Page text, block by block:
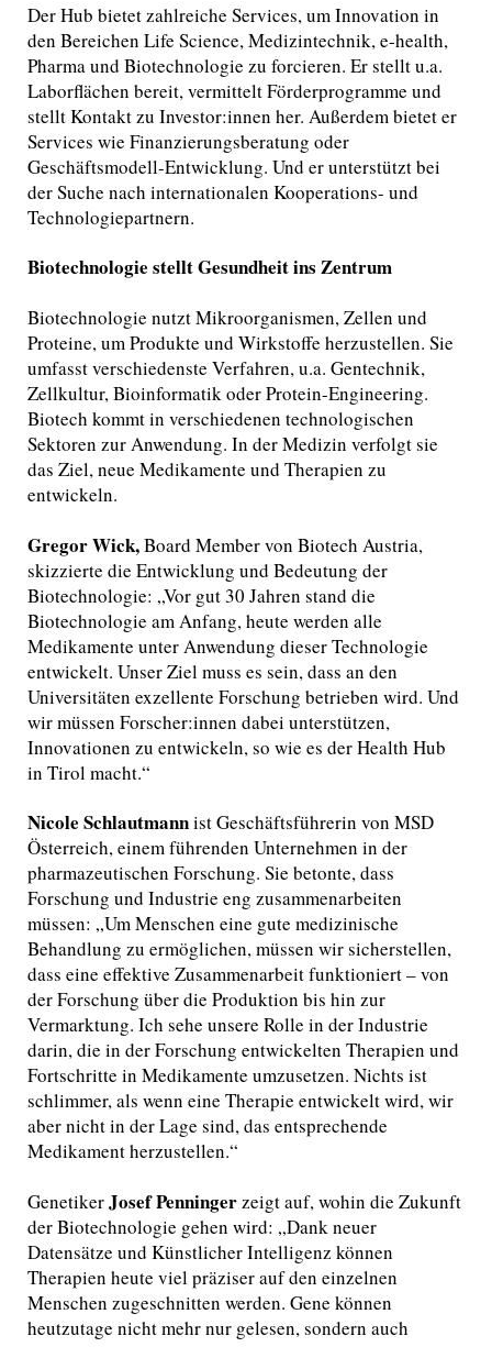
Der Hub bietet zahlreiche Services, um Innovation in
den Bereichen Life Science, Medizintechnik, e-health,
Pharma und Biotechnologie zu forcieren. Er stellt u.a.
Laborflächen bereit, vermittelt Förderprogramme und
stellt Kontakt zu Investor:innen her. Außerdem bietet er
Services wie Finanzierungsberatung oder
Geschäftsmodell-Entwicklung. Und er unterstützt bei
der Suche nach internationalen Kooperations- und
Technologiepartnern.
Biotechnologie stellt Gesundheit ins Zentrum
Biotechnologie nutzt Mikroorganismen, Zellen und
Proteine, um Produkte und Wirkstoffe herzustellen. Sie
umfasst verschiedenste Verfahren, u.a. Gentechnik,
Zellkultur, Bioinformatik oder Protein-Engineering.
Biotech kommt in verschiedenen technologischen
Sektoren zur Anwendung. In der Medizin verfolgt sie
das Ziel, neue Medikamente und Therapien zu
entwickeln.
Gregor Wick,Board Member von Biotech Austria,
skizzierte die Entwicklung und Bedeutung der
Biotechnologie: „Vor gut 30 Jahren stand die
Biotechnologie am Anfang, heute werden alle
Medikamente unter Anwendung dieser Technologie
entwickelt. Unser Ziel muss es sein, dass an den
Universitäten exzellente Forschung betrieben wird. Und
wir müssen Forscher:innen dabei unterstützen,
Innovationen zu entwickeln, so wie es der Health Hub
in Tirol macht.“
Nicole Schlautmannist Geschäftsführerin von MSD
Österreich, einem führenden Unternehmen in der
pharmazeutischen Forschung. Sie betonte, dass
Forschung und Industrie eng zusammenarbeiten
müssen: „Um Menschen eine gute medizinische
Behandlung zu ermöglichen, müssen wir sicherstellen,
dass eine effektive Zusammenarbeit funktioniert – von
der Forschung über die Produktion bis hin zur
Vermarktung. Ich sehe unsere Rolle in der Industrie
darin, die in der Forschung entwickelten Therapien und
Fortschritte in Medikamente umzusetzen. Nichts ist
schlimmer, als wenn eine Therapie entwickelt wird, wir
aber nicht in der Lage sind, das entsprechende
Medikament herzustellen.“
GenetikerJosef Penningerzeigt auf, wohin die Zukunft
der Biotechnologie gehen wird: „Dank neuer
Datensätze und Künstlicher Intelligenz können
Therapien heute viel präziser auf den einzelnen
Menschen zugeschnitten werden. Gene können
heutzutage nicht mehr nur gelesen, sondern auch